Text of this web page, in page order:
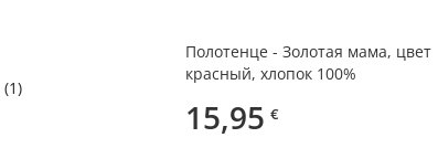
(1)
Полотенце - Золотая мама, цвет
красный, хлопок 100%
15,95 €